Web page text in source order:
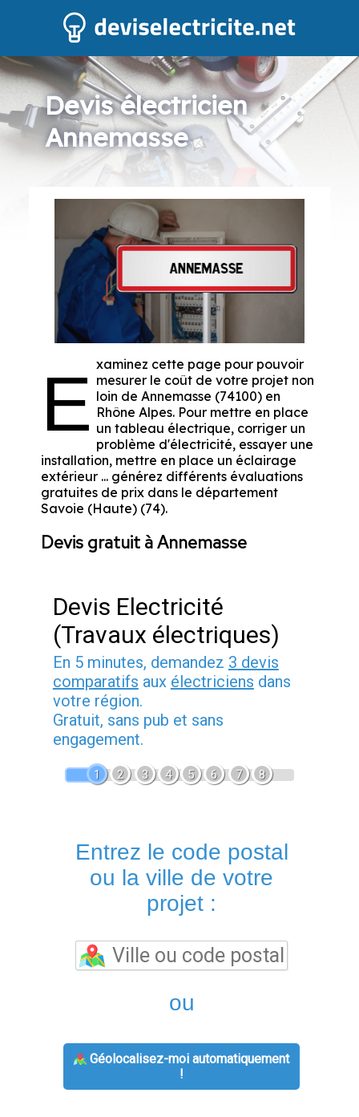
Devis électricien
Annemasse
E xaminez cette page pour pouvoir
mesurer le coût de votre projet non
loin de Annemasse (74100) en
Rhône Alpes. Pour mettre en place
un tableau électrique, corriger un
problème d'électricité, essayer une
installation, mettre en place un éclairage
extérieur ... générez différents évaluations
gratuites de prix dans le département
Savoie (Haute) (74).
Devis gratuit à Annemasse
Devis Electricité
(Travaux électriques)
En 5 minutes, demandez 3 devis
comparatifs aux électriciens dans
votre région.
Gratuit, sans pub et sans
engagement.
1 2 3 4 5 6 7 8
Entrez le code postal
ou la ville de votre
projet :
ou
Géolocalisez-moi automatiquement
!